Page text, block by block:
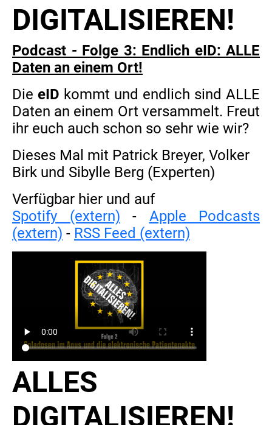
DIGITALISIEREN!
Podcast - Folge 3: Endlich eID: ALLE
Daten an einem Ort!
Die eID kommt und endlich sind ALLE
Daten an einem Ort versammelt. Freut
ihr euch auch schon so sehr wie wir?
Dieses Mal mit Patrick Breyer, Volker
Birk und Sibylle Berg (Experten)
Verfügbar hier und auf
Spotify (extern) - Apple Podcasts
(extern) - RSS Feed (extern)
ALLES
DIGITALISIEREN!